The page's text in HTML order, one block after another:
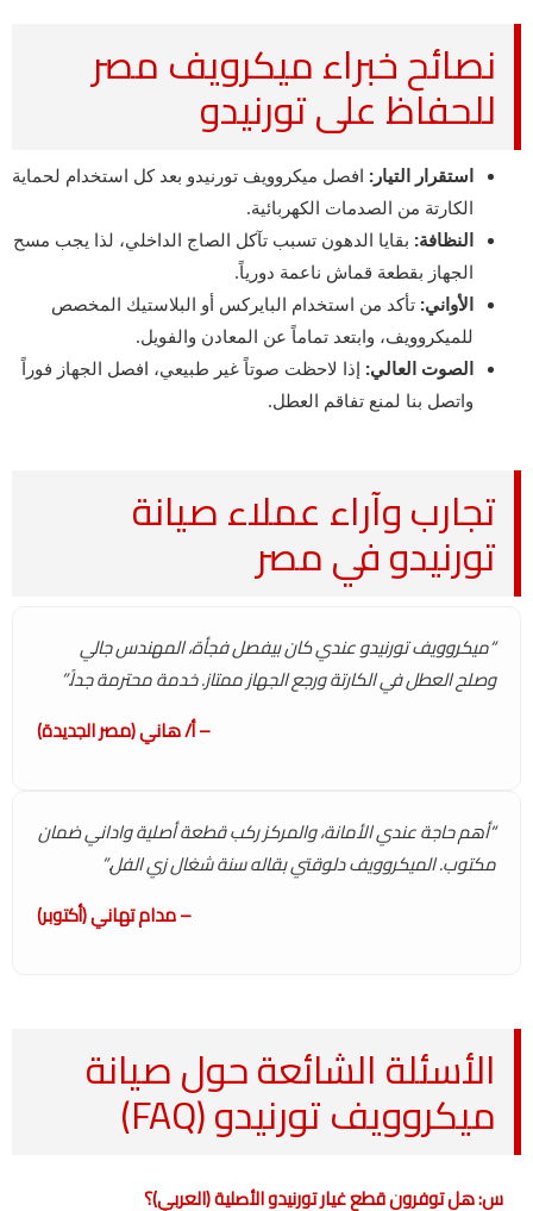
نصائح خبراء ميكرويف مصر
للحفاظ على تورنيدو
استقرار التيار: افصل ميكروويف تورنيدو بعد كل استخدام لحماية
الكارتة من الصدمات الكهربائية.
النظافة: بقايا الدهون تسبب تآكل الصاج الداخلي، لذا يجب مسح
الجهاز بقطعة قماش ناعمة دورياً.
الأواني: تأكد من استخدام البايركس أو البلاستيك المخصص
للميكروويف، وابتعد تماماً عن المعادن والفويل.
الصوت العالي: إذا لاحظت صوتاً غير طبيعي، افصل الجهاز فوراً
واتصل بنا لمنع تفاقم العطل.
تجارب وآراء عملاء صيانة
تورنيدو في مصر
“ميكروويف تورنيدو عندي كان بيفصل فجأة، المهندس جالي
وصلح العطل في الكارتة ورجع الجهاز ممتاز. خدمة محترمة جداً.”
– أ/ هاني (مصر الجديدة)
“أهم حاجة عندي الأمانة، والمركز ركب قطعة أصلية واداني ضمان
مكتوب. الميكروويف دلوقتي بقاله سنة شغال زي الفل.”
– مدام تهاني (أكتوبر)
الأسئلة الشائعة حول صيانة
ميكروويف تورنيدو (FAQ)
س: هل توفرون قطع غيار تورنيدو الأصلية (العربي)؟